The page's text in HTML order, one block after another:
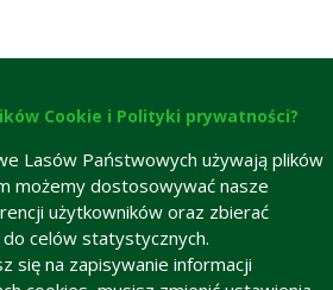
Cookie i Polityki prywatności?
Lasów Państwowych używają plików
możemy dostosowywać nasze
użytkowników oraz zbierać
celów statystycznych.
się na zapisywanie informacji